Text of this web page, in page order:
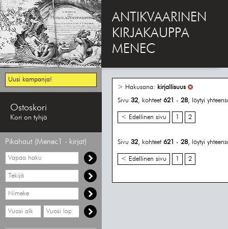
ANTIKVAARINEN
KIRJAKAUPPA
MENEC
Uusi kampanja!
Ostoskori
Kori on tyhjä
Pikahaut (Menec1 - kirjat)
Vapaa
haku
Hae
tekijää
Hae
nimekettä
Hae
vähimmäisvuosi
Hae
enimmäisvuosi
> Hakusana: kirjallisuus
Sivu 32, kohteet 621 - 28, löytyi
< Edellinen sivu 1 2
Sivu 32, kohteet 621 - 28, löytyi
< Edellinen sivu 1 2